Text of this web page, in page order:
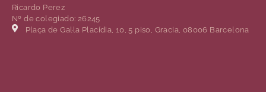
Ricardo Perez
Nº de colegiado: 26245
Plaça de Gal·la Placídia, 10, 5 piso, Gracia, 08006 Barcelona